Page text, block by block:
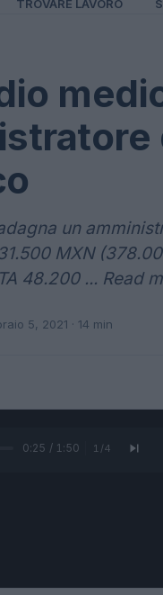
TROVARE LAVORO
un
MXN
48.200 ... Read
5, 2021 · 14 min
0:26 / 1:50 1 /4